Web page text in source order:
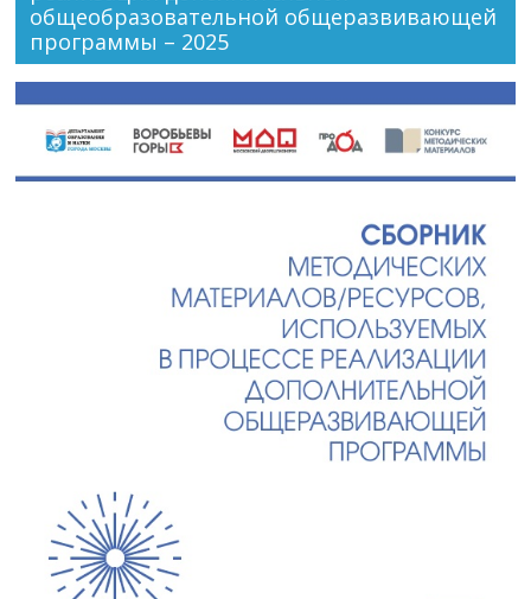
общеобразовательной общеразвивающей
программы – 2025